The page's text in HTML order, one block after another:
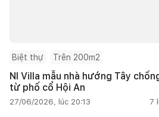
Biệt thự Trên 200m2
NI Villa mẫu nhà hướng Tây
từ phố cổ Hội An
27/06/2026, lúc 20:13 7